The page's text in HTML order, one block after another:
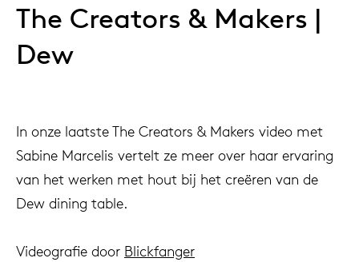
The Creators & Makers |
Dew
In onze laatste The Creators & Makers video met
Sabine Marcelis vertelt ze meer over haar ervaring
van het werken met hout bij het creëren van de
Dew dining table.
Videografie door Blickfanger